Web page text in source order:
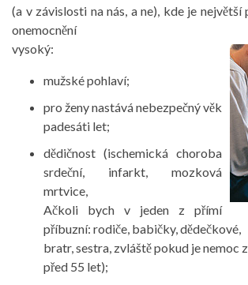
(a v závislosti na nás, a ne), kde je
onemocnění
vysoký:
mužské pohlaví;
pro ženy nastává nebezpečný věk
padesáti let;
dědičnost (ischemická choroba
srdeční, infarkt, mozková
mrtvice,
Ačkoli bych v jeden z přímí
příbuzní: rodiče, babičky, dědečkové,
bratr, sestra, zvláště pokud je nemoc
před 55 let);